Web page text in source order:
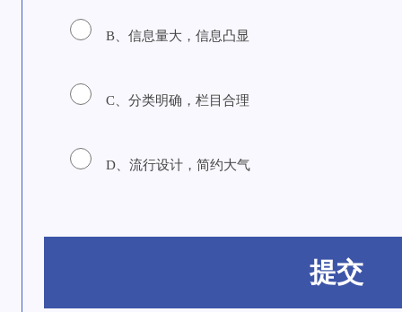
B、信息量大，信息凸显
C、分类明确，栏目合理
D、流行设计，简约大气
提交